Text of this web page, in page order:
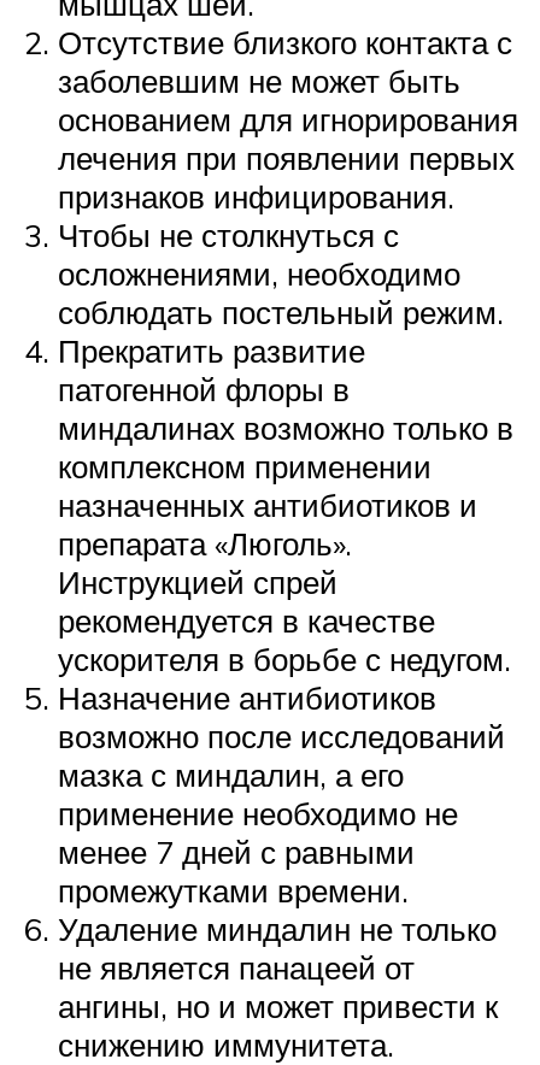
Отсутствие близкого контакта с
заболевшим не может быть
основанием для игнорирования
лечения при появлении первых
признаков инфицирования.
Чтобы не столкнуться с
осложнениями, необходимо
соблюдать постельный режим.
Прекратить развитие
патогенной флоры в
миндалинах возможно только в
комплексном применении
назначенных антибиотиков и
препарата «Люголь».
Инструкцией спрей
рекомендуется в качестве
ускорителя в борьбе с недугом.
Назначение антибиотиков
возможно после исследований
мазка с миндалин, а его
применение необходимо не
менее 7 дней с равными
промежутками времени.
Удаление миндалин не только
не является панацеей от
ангины, но и может привести к
снижению иммунитета.